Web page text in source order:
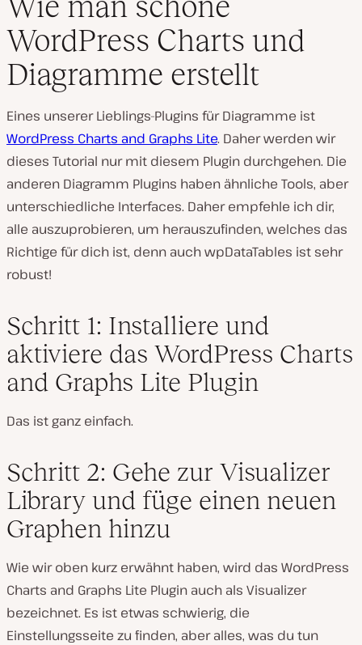
WordPress Charts und
Diagramme erstellt
Eines unserer Lieblings-Plugins für Diagramme ist
WordPress Charts and Graphs Lite. Daher werden wir
dieses Tutorial nur mit diesem Plugin durchgehen. Die
anderen Diagramm Plugins haben ähnliche Tools, aber
unterschiedliche Interfaces. Daher empfehle ich dir,
alle auszuprobieren, um herauszufinden, welches das
Richtige für dich ist, denn auch wpDataTables ist sehr
robust!
Schritt 1: Installiere und
aktiviere das WordPress Charts
and Graphs Lite Plugin
Das ist ganz einfach.
Schritt 2: Gehe zur Visualizer
Library und füge einen neuen
Graphen hinzu
Wie wir oben kurz erwähnt haben, wird das WordPress
Charts and Graphs Lite Plugin auch als Visualizer
bezeichnet. Es ist etwas schwierig, die
Einstellungsseite zu finden, aber alles, was du tun